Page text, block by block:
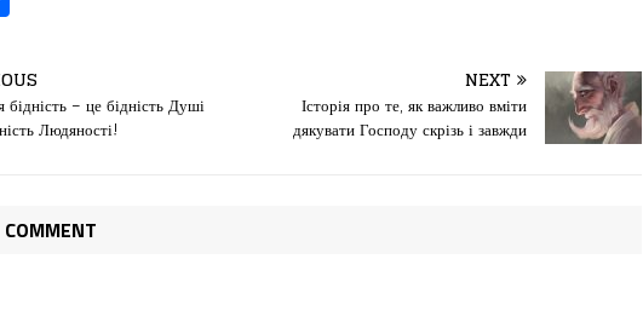
іл
и
т
я
– це бідність Душі
Людяності!
NEXT
Історія про те, як важливо вміти
дякувати Господу скрізь і завжди